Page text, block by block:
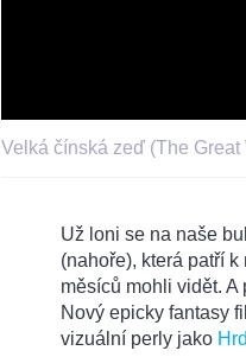
Velká čínská zeď (The
Už loni se na naše
(nahoře), která patří
měsíců mohli vidět.
Nový epicky fantasy
vizuální perly jako